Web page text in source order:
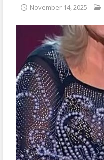
November 14, 2025